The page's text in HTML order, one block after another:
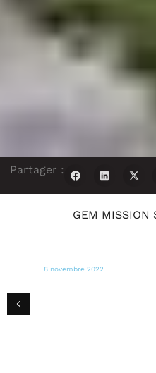
Partager :
GEM MISSION
7 novembre 2022